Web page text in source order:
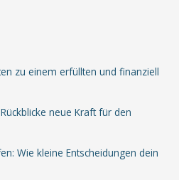
zu einem erfüllten und finanziell
neue Kraft für den
Wie kleine Entscheidungen dein